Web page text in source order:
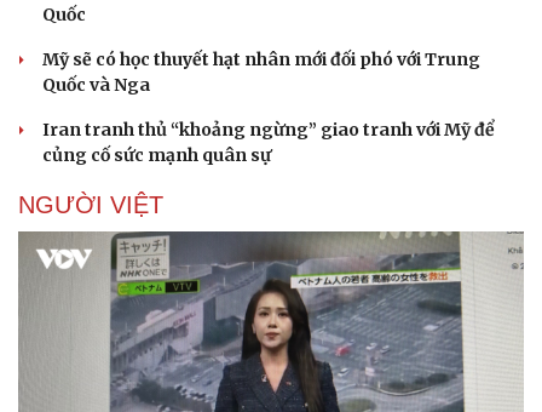
Thông tin doanh nghiệp
Doanh nhân
Quốc
Mỹ sẽ có học thuyết hạt nhân mới đối phó với Trung
Quốc và Nga
Iran tranh thủ “khoảng ngừng” giao tranh với Mỹ để
củng cố sức mạnh quân sự
NGƯỜI VIỆT